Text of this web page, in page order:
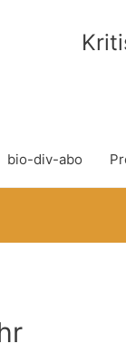
bio-div-abo